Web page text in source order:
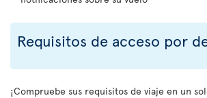
Requisitos de acceso por
¡Compruebe sus requisitos de viaje en un